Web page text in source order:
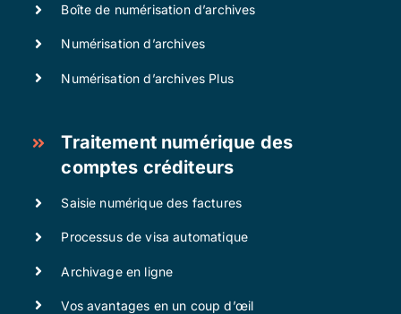
Boîte de numérisation d’archives
Numérisation d’archives
Numérisation d’archives Plus
Traitement numérique des
comptes créditeurs
Saisie numérique des factures
Processus de visa automatique
Archivage en ligne
Vos avantages en un coup d’œil